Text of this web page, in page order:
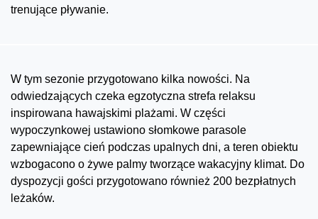
trenujące pływanie.
W tym sezonie przygotowano kilka nowości. Na
odwiedzających czeka egzotyczna strefa relaksu
inspirowana hawajskimi plażami. W części
wypoczynkowej ustawiono słomkowe parasole
zapewniające cień podczas upalnych dni, a teren obiektu
wzbogacono o żywe palmy tworzące wakacyjny klimat. Do
dyspozycji gości przygotowano również 200 bezpłatnych
leżaków.